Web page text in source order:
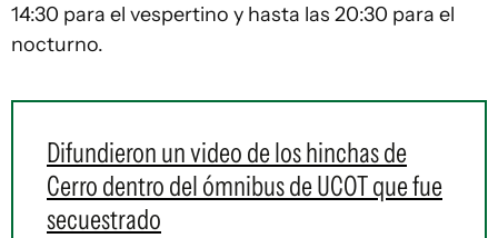
14:30 para el vespertino y hasta las 20:30 para el
nocturno.
Difundieron un video de los hinchas de
Cerro dentro del ómnibus de UCOT que fue
secuestrado